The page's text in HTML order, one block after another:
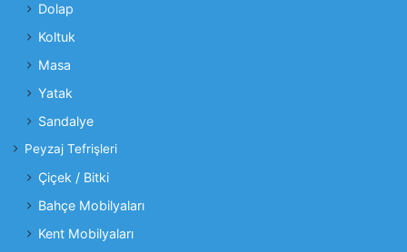
Dolap
Koltuk
Masa
Yatak
Sandalye
Peyzaj Tefrişleri
Çiçek / Bitki
Bahçe Mobilyaları
Kent Mobilyaları